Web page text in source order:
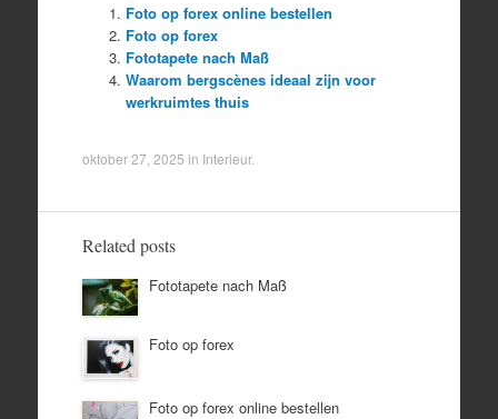
Foto op forex online bestellen
Foto op forex
Fototapete nach Maß
Waarom bergscènes ideaal zijn voor
werkruimtes thuis
oktober 27, 2025 in Interieur.
Related posts
Fototapete nach Maß
Foto op forex
Foto op forex online bestellen